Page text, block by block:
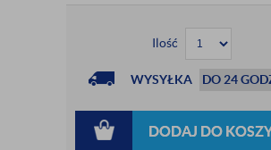
Ilość
WYSYŁKA DO 24
DODAJ DO